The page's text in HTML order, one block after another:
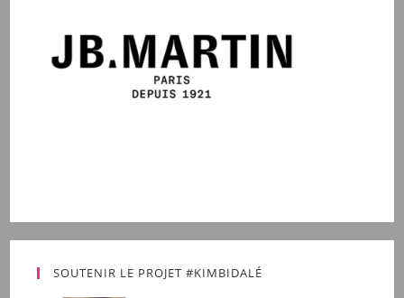
SOUTENIR LE PROJET #KIMBIDALÉ